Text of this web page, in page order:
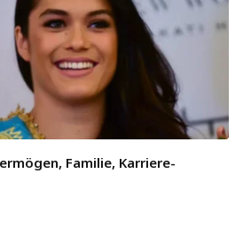
Familie, Karriere-